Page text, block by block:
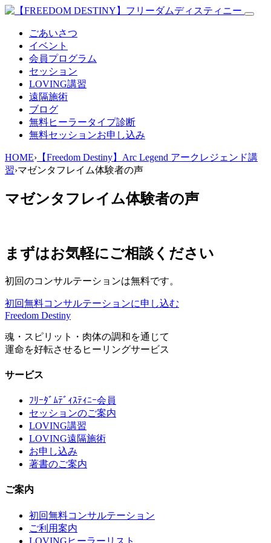
ごあいさつ
イベント
会員プログラム
セッション
LOVING講習
遠隔施術
ブログ
無料ヒーラータイプ診断
無料セッションお申し込み
HOME› 【Freedom Destiny】Arc Legend アークレジェンド講
習›マゼンタフレイム体験者の声
マゼンタフレイム体験者の声
まずはお気軽にご相談ください
初回のコンサルテーションは無料です。
初回無料コンサルテーションに申し込む
Freedom Destiny
魂・スピリット・肉体の調和を通じて
運命を好転させるヒーリングサービス
サービス
ﾌﾘｰﾀﾞﾑﾃﾞｨｽﾃｨﾆｰ会員
セッションのご案内
LOVING講習
LOVING遠隔施術
お申し込み
著書のご案内
ご案内
初回無料コンサルテーション
ご利用案内
LOVINGヒーラーリスト